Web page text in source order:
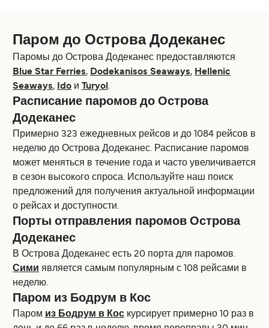
Паром до Острова Додеканес
Паромы до Острова Додеканес предоставляются
Blue Star Ferries, Dodekanisos Seaways, Hellenic
Seaways, Ido и Turyol .
Расписание паромов до Острова
Додеканес
Примерно 323 ежедневных рейсов и до 1084 рейсов в
неделю до Острова Додеканес. Расписание паромов
может меняться в течение года и часто увеличивается
в сезон высокoго спроса. Используйте наш поиск
предложений для получения актуальной информации
о рейсах и доступности.
Порты отправления паромов Острова
Додеканес
В Острова Додеканес есть 20 порта для паромов.
Сими является самым популярным с 108 рейсами в
неделю.
Паром из Бодрум в Кос
Паром из Бодрум в Кос курсирует примерно 10 раз в